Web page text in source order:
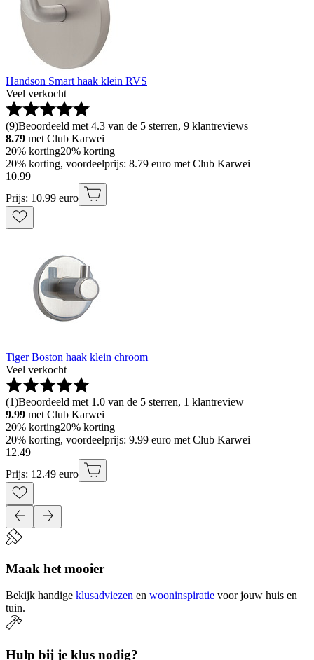
Handson Smart haak klein RVS
Veel verkocht
(9)Beoordeeld met 4.3 van de 5 sterren, 9 klantreviews
8.79 met Club Karwei
20% korting20% korting
20% korting, voordeelprijs: 8.79 euro met Club Karwei
10.99
Prijs: 10.99 euro
Tiger Boston haak klein chroom
Veel verkocht
(1)Beoordeeld met 1.0 van de 5 sterren, 1 klantreview
9.99 met Club Karwei
20% korting20% korting
20% korting, voordeelprijs: 9.99 euro met Club Karwei
12.49
Prijs: 12.49 euro
Maak het mooier
Bekijk handige klusadviezen en wooninspiratie voor jouw huis en
tuin.
Hulp bij je klus nodig?